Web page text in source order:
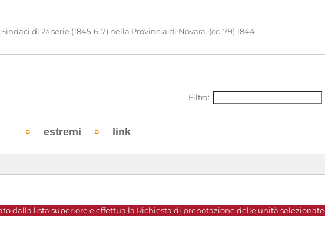
di 2^ serie (1845-6-7) nella Provincia di Novara. (cc. 79) 1844
Filtra:
estremi link
dalla lista superiore e effettua la Richiesta di prenotazione delle unità selezionate